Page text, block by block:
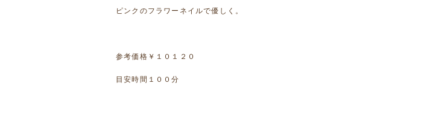
ピンクのフラワーネイルで優しく。
参考価格￥１０１２０
目安時間１００分